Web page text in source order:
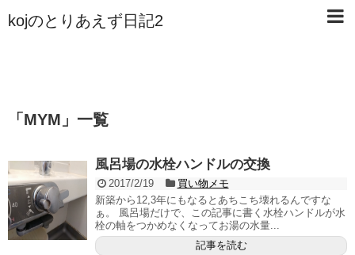
kojのとりあえず日記2
「 MYM 」 一覧
風呂場の水栓ハンドルの交換
2017/2/19
買い物メモ
新築から12,3年にもなるとあちこち壊れるんですな
ぁ。 風呂場だけで、この記事に書く水栓ハンドルが水
栓の軸をつかめなくなってお湯の水量...
記事を読む